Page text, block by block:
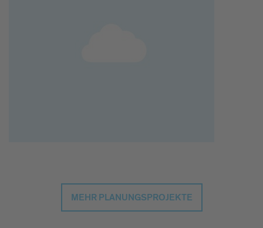
MEHR PLANUNGSPROJEKTE